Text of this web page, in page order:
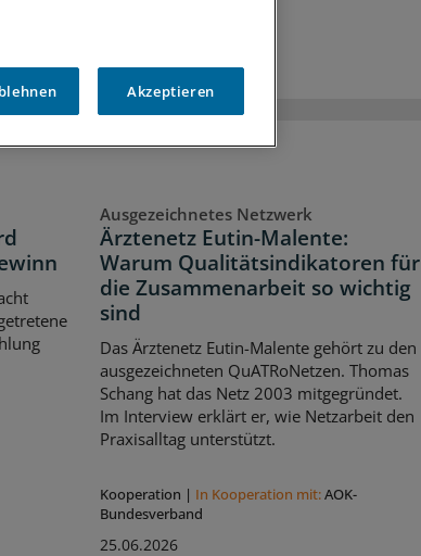
Ausgezeichnetes Netzwerk
Ärztenetz Eutin-Malente:
Warum Qualitätsindikatoren für
die Zusammenarbeit so wichtig
sind
Das Ärztenetz Eutin-Malente gehört zu den
ausgezeichneten QuATRoNetzen. Thomas
Schang hat das Netz 2003 mitgegründet.
Im Interview erklärt er, wie Netzarbeit den
Praxisalltag unterstützt.
Kooperation | In Kooperation mit:AOK-
Bundesverband
25.06.2026
Akzeptieren